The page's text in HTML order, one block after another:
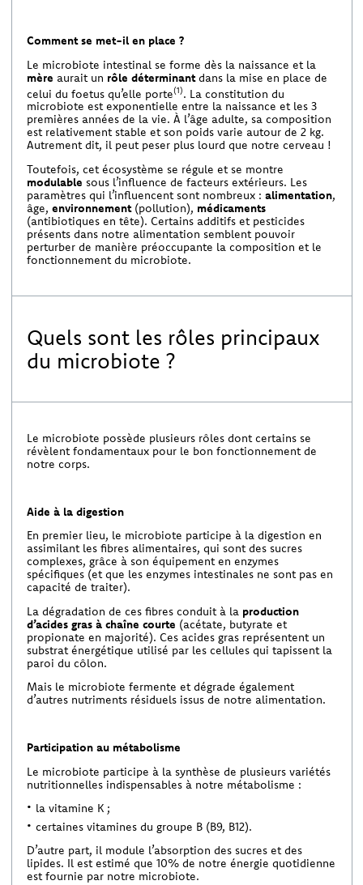
Comment se met-il en place ?
Le microbiote intestinal se forme dès la naissance et la
mère aurait un rôle déterminantdans la mise en place de
celui du foetus qu’elle porte(1)
. La constitution du
microbiote est exponentielle entre la naissance et les 3
premières années de la vie. À l’âge adulte, sa composition
est relativement stable et son poids varie autour de 2 kg.
Autrement dit, il peut peser plus lourd que notre cerveau !
Toutefois, cet écosystème se régule et se montre
modulable sous l’influence de facteurs extérieurs. Les
paramètres qui l’influencent sont nombreux : alimentation,
âge, environnement (pollution), médicaments
(antibiotiques en tête). Certains additifs et pesticides
présents dans notre alimentation semblent pouvoir
perturber de manière préoccupante la composition et le
fonctionnement du microbiote.
Quels sont les rôles principaux
du microbiote ?
Le microbiote possède plusieurs rôles dont certains se
révèlent fondamentaux pour le bon fonctionnement de
notre corps.
Aide à la digestion
En premier lieu, le microbiote participe à la digestion en
assimilant les fibres alimentaires, qui sont des sucres
complexes, grâce à son équipement en enzymes
spécifiques (et que les enzymes intestinales ne sont pas en
capacité de traiter).
La dégradation de ces fibres conduit à la production
d’acides gras à chaîne courte (acétate, butyrate et
propionate en majorité). Ces acides gras représentent un
substrat énergétique utilisé par les cellules qui tapissent la
paroi du côlon.
Mais le microbiote fermente et dégrade également
d’autres nutriments résiduels issus de notre alimentation.
Participation au métabolisme
Le microbiote participe à la synthèse de plusieurs variétés
nutritionnelles indispensables à notre métabolisme :
la vitamine K ;
certaines vitamines du groupe B (B9, B12).
D’autre part, il module l’absorption des sucres et des
lipides. Il est estimé que 10% de notre énergie quotidienne
est fournie par notre microbiote.